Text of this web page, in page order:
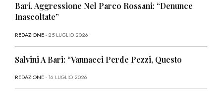
Bari, Aggressione Nel Parco Rossani: “Denunce
Inascoltate”
REDAZIONE- 25 LUGLIO 2026
Salvini A Bari: “Vannacci Perde Pezzi, Questo
REDAZIONE- 16 LUGLIO 2026